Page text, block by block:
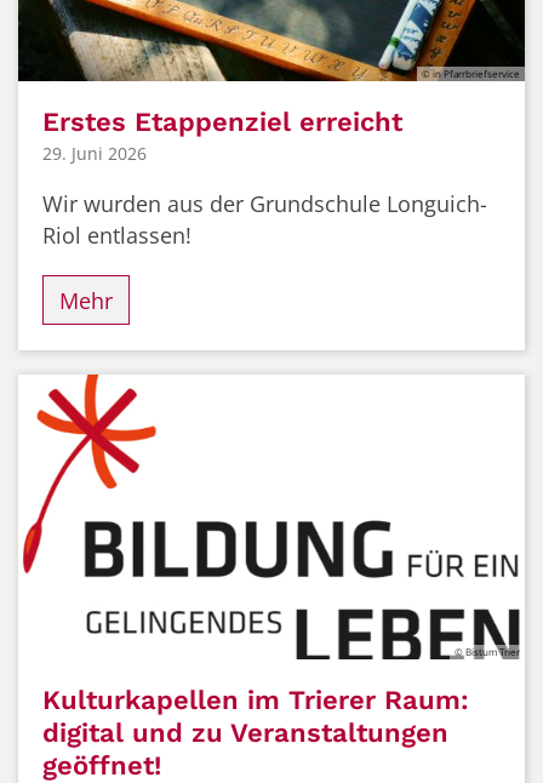
© in Pfarrbriefservice
Erstes Etappenziel erreicht
29. Juni 2026
Wir wurden aus der Grundschule Longuich-
Riol entlassen!
Mehr
© Bistum Trier
Kulturkapellen im Trierer Raum:
digital und zu Veranstaltungen
geöffnet!